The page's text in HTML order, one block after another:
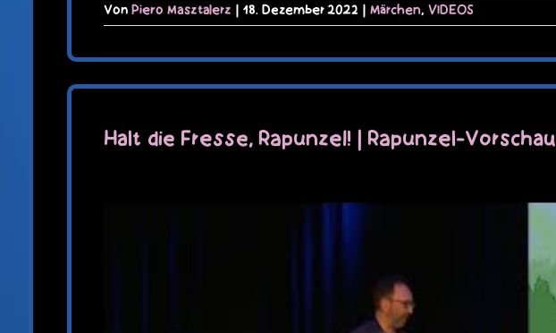
VonPiero Masztalerz | 18. Dezember 2022 | Märchen,VIDEOS
Halt die Fresse, Rapunzel! | Rapunzel-Vorschau